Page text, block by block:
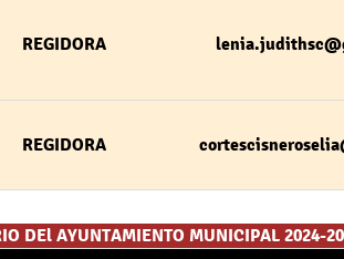
REGIDORA
REGIDORA
DEl AYUNTAMIENTO MUNICIPAL 2024-